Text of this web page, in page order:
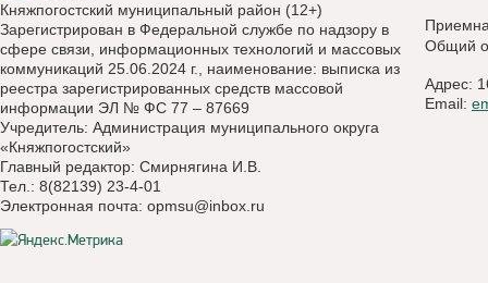
Княжпогостский муниципальный район (12+)
Зарегистрирован в Федеральной службе по надзору в
сфере связи, информационных технологий и массовых
коммуникаций 25.06.2024 г., наименование: выписка из
реестра зарегистрированных средств массовой
информации ЭЛ № ФС 77 – 87669
Учредитель: Администрация муниципального округа
«Княжпогостский»
Главный редактор: Смирнягина И.В.
Тел.: 8(82139) 23-4-01
Электронная почта: opmsu@inbox.ru
Общий
Адрес:
Email: